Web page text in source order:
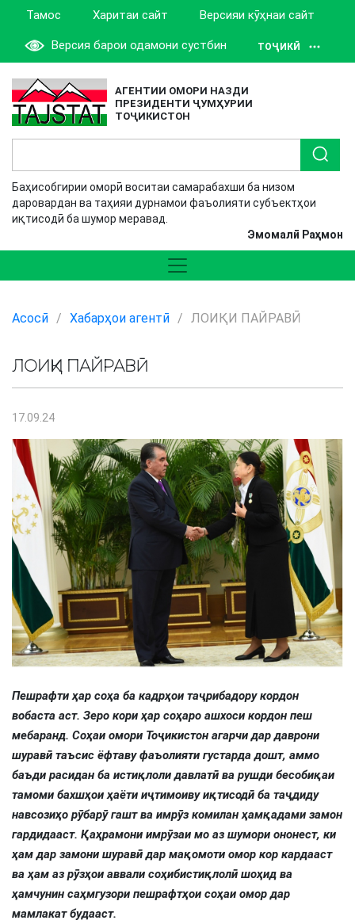
Тамос Харитаи сайт Версияи кӯҳнаи сайт
Версия барои одамони сустбин ТОҶИКӢ
АГЕНТИИ ОМОРИ НАЗДИ
ПРЕЗИДЕНТИ ҶУМҲУРИИ
ТОҶИКИСТОН
Баҳисобгирии оморӣ воситаи самарабахши ба низом
даровардан ва таҳияи дурнамои фаъолияти субъектҳои
иқтисодӣ ба шумор меравад.
Эмомалӣ Раҳмон
Асосӣ / Хабарҳои агентӣ / ЛОИҚИ ПАЙРАВӢ
ЛОИҚИ ПАЙРАВӢ
17.09.24
Пешрафти ҳар соҳа ба кадрҳои таҷрибадору кордон
вобаста аст. Зеро кори ҳар соҳаро ашхоси кордон пеш
мебаранд. Соҳаи омори Тоҷикистон агарчи дар даврони
шуравӣ таъсис ёфтаву фаъолияти густарда дошт, аммо
баъди расидан ба истиқлоли давлатӣ ва рушди бесобиқаи
тамоми бахшҳои ҳаёти иҷтимоиву иқтисодӣ ба таҷдиду
навсозиҳо рӯбарӯ гашт ва имрӯз комилан ҳамқадами замон
гардидааст. Қаҳрамони имрӯзаи мо аз шумори ононест, ки
ҳам дар замони шуравӣ дар мақомоти омор кор кардааст
ва ҳам аз рӯзҳои аввали соҳибистиқлолӣ шоҳид ва
ҳамчунин саҳмгузори пешрафтҳои соҳаи омор дар
мамлакат будааст.